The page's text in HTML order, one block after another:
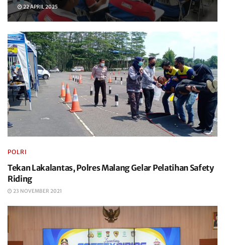
22 APRIL 2025
POLRI
Tekan Lakalantas, Polres Malang Gelar Pelatihan Safety
Riding
23 NOVEMBER 2021